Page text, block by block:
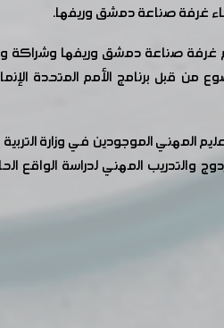
غرفة صناعة دمشق وريفها.
غرفة صناعة دمشق وريفها وشراكة
من قبل برنامج الأمم المتحدة
المهني الموجودين في وزارة
والتدريب المهني لدراسة الواقع